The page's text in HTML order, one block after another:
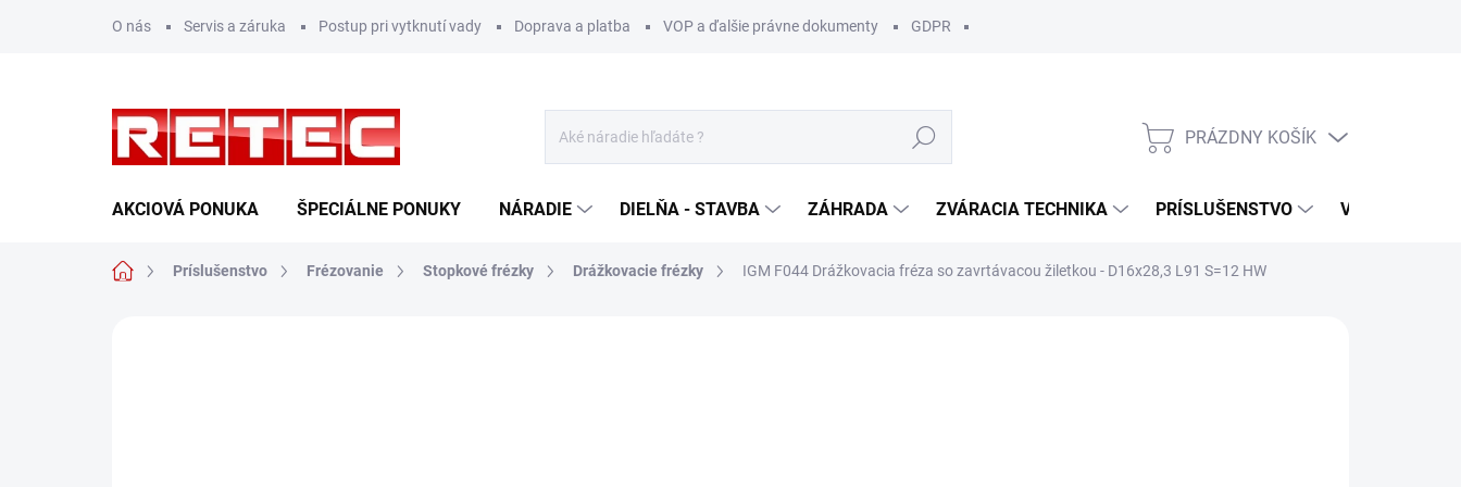
O nás Servis a záruka Postup pri vytknutí vady Doprava a platba VOP a ďalšie právne dokumenty GDPR
Hľadať
NÁKUPNÝ
PRÁZDNY KOŠÍK
AKCIOVÁ PONUKA ŠPECIÁLNE PONUKY NÁRADIE DIELŇA - STAVBA ZÁHRADA ZVÁRACIA TECHNIKA PRÍSLUŠENSTVO VÝROBCOVIA
DomovPríslušenstvo Frézovanie Stopkové frézky Drážkovacie frézky IGM F044 Drážkovacia fréza so zavrtávacou žiletkou - D16x28,3 L91 S=12 HW